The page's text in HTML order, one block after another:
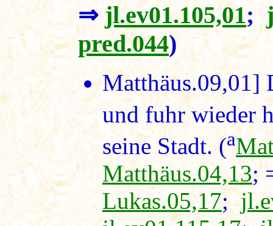
⇒ jl.ev01.105,01;
pred.044)
Matthäus.09,01]
und fuhr wieder
seine Stadt. (a
Matthäus.04,13;
Lukas.05,17;